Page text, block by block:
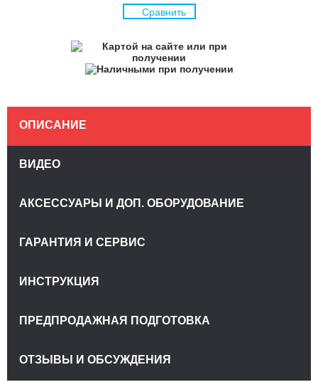
Сравнить
ОПИСАНИЕ
ВИДЕО
АКСЕССУАРЫ И ДОП. ОБОРУДОВАНИЕ
ГАРАНТИЯ И СЕРВИС
ИНСТРУКЦИЯ
ПРЕДПРОДАЖНАЯ ПОДГОТОВКА
ОТЗЫВЫ И ОБСУЖДЕНИЯ